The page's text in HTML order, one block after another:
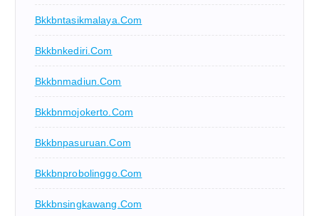
Bkkbntasikmalaya.com
Bkkbnkediri.com
Bkkbnmadiun.com
Bkkbnmojokerto.com
Bkkbnpasuruan.com
Bkkbnprobolinggo.com
Bkkbnsingkawang.com